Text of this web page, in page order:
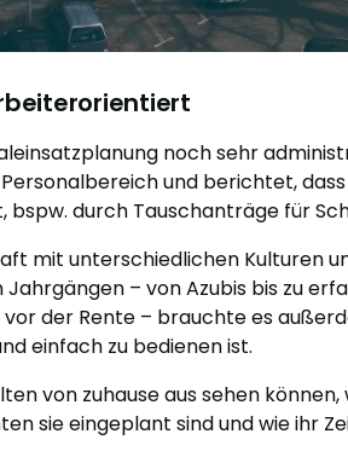
noch sehr
und berichtet,
durch Tauschanträge für
mit unterschiedlichen Kulturen
– von Azubis bis zu
der Rente – brauchte es
einfach zu bedienen ist.
von zuhause aus sehen
sie eingeplant sind und wie ihr